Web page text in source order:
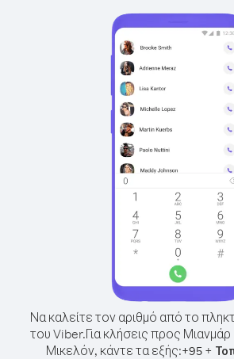
Να καλείτε τον αριθμό από το
του Viber.Για κλήσεις προς
Μικελόν, κάντε τα εξής:+95 +